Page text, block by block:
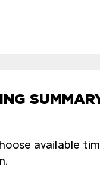
available